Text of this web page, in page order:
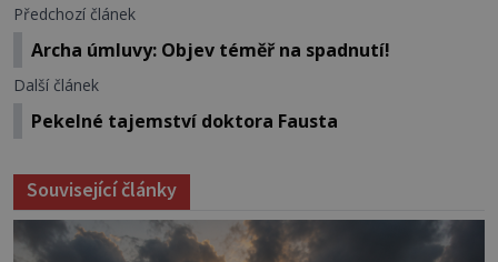
Předchozí článek
Archa úmluvy: Objev téměř na spadnutí!
Další článek
Pekelné tajemství doktora Fausta
Související články